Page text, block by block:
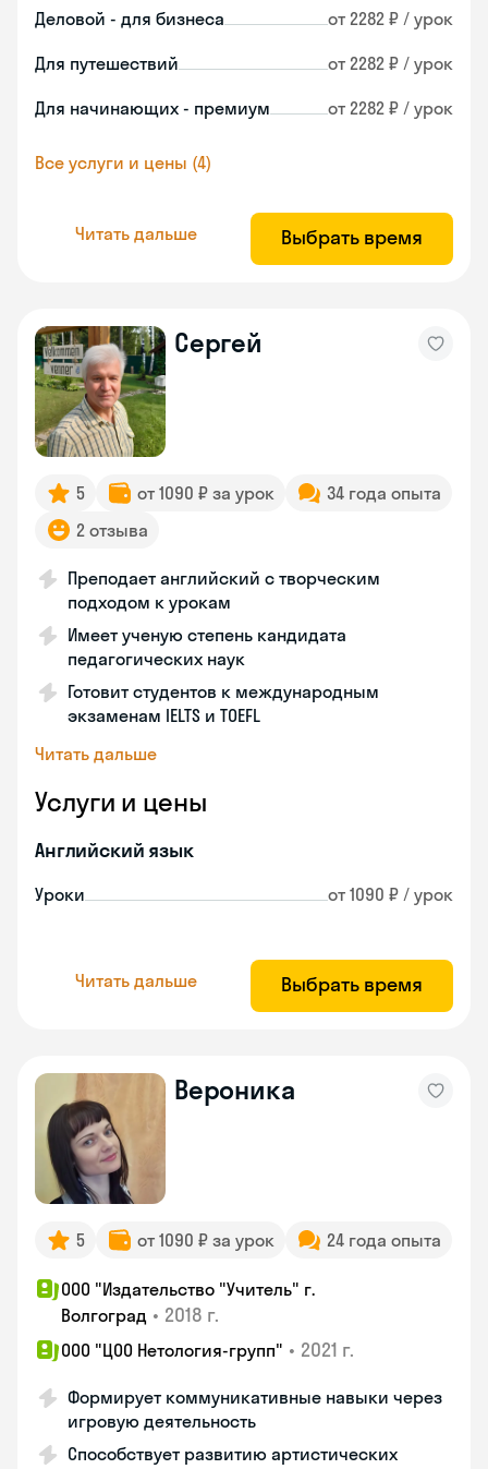
Деловой - для бизнеса от 2282 ₽ / урок
Для путешествий от 2282 ₽ / урок
Для начинающих - премиум от 2282 ₽ / урок
Все услуги и цены (4)
Читать дальше Выбрать время
Сергей
5 от 1090 ₽ за урок
34 года опыта
2 отзыва
Преподает английский с творческим
подходом к урокам
Имеет ученую степень кандидата
педагогических наук
Готовит студентов к международным
экзаменам IELTS и TOEFL
Читать дальше
Услуги и цены
Английский язык
Уроки от 1090 ₽ / урок
Читать дальше Выбрать время
Вероника
5 от 1090 ₽ за урок 24 года опыта
ООО "Издательство "Учитель" г.
Волгоград • 2018 г.
ООО "ЦОО Нетология-групп" • 2021 г.
Формирует коммуникативные навыки через
игровую деятельность
Способствует развитию артистических